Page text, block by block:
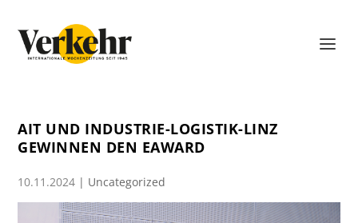
AIT UND INDUSTRIE-LOGISTIK-LINZ
GEWINNEN DEN EAWARD
10.11.2024 | Uncategorized